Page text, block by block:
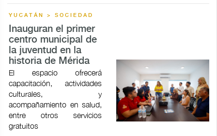
YUCATÁN > SOCIEDAD
Inauguran el primer
centro municipal de
la juventud en la
historia de Mérida
El espacio ofrecerá
capacitación, actividades
culturales, y
acompañamiento en salud,
entre otros servicios
gratuitos